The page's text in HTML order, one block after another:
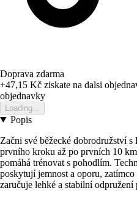
Doprava zdarma
+47,15 Kč ziskate na dalsi
objednavky
Loading...
Popis
Začni své běžecké dobrodružství
prvního kroku až po prvních 10
pomáhá trénovat s pohodlím.
poskytují jemnost a oporu,
zaručuje lehké a stabilní